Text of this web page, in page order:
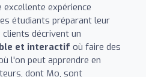
expérience
étudiants préparant leur
décrivent un
et interactif où faire des
l'on peut apprendre en
dont Mo, sont